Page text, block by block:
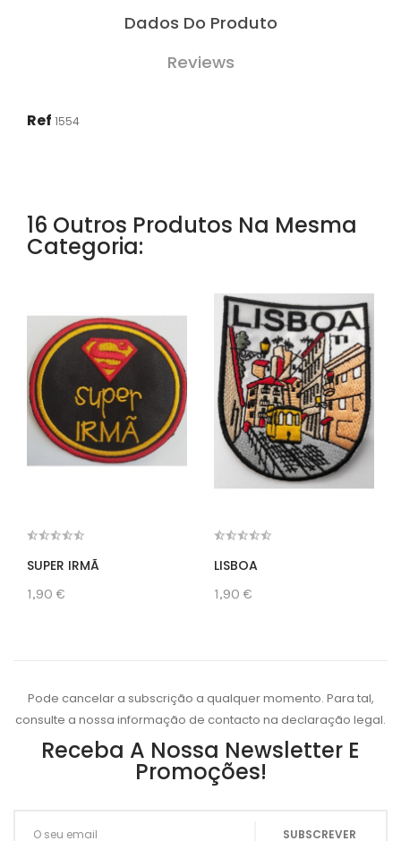
Dados Do Produto
Reviews
Ref 1554
16 Outros Produtos Na Mesma
Categoria:
SUPER IRMÃ
1,90 €
LISBOA
1,90 €
Pode cancelar a subscrição a qualquer momento. Para tal,
consulte a nossa informação de contacto na declaração legal.
Receba A Nossa Newsletter E
Promoções!